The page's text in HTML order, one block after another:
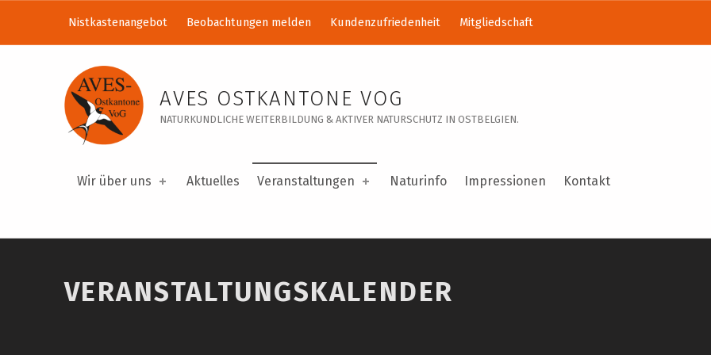
Veranstaltungskalender – AVES Ostkantone VoG
AVES OSTKANTONE VOG
NATURKUNDLICHE WEITERBILDUNG & AKTIVER NATURSCHUTZ IN OSTBELGIEN.
Wir über uns Aktuelles Veranstaltungen Naturinfo Impressionen Kontakt
Nistkastenangebot Beobachtungen melden Kundenzufriedenheit Mitgliedschaft
VERANSTALTUNGSKALENDER